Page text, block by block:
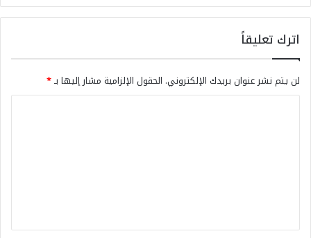
اترك تعليقاً
لن يتم نشر عنوان بريدك الإلكتروني. الحقول الإلزامية مشار إليها بـ*